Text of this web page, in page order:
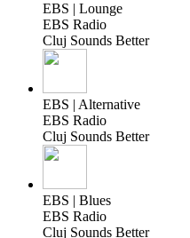
EBS | Lounge
EBS Radio
Cluj Sounds Better
EBS | Alternative
EBS Radio
Cluj Sounds Better
EBS | Blues
EBS Radio
Cluj Sounds Better